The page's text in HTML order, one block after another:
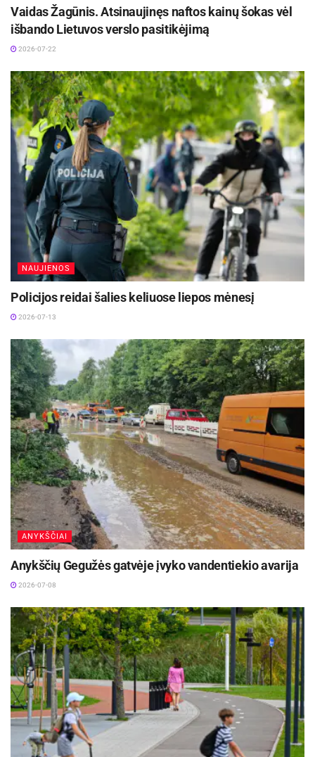
Vaidas Žagūnis. Atsinaujinęs naftos kainų šokas vėl
išbando Lietuvos verslo pasitikėjimą
2026-07-22
NAUJIENOS
Policijos reidai šalies keliuose liepos mėnesį
2026-07-13
ANYKŠČIAI
Anykščių Gegužės gatvėje įvyko vandentiekio avarija
2026-07-08